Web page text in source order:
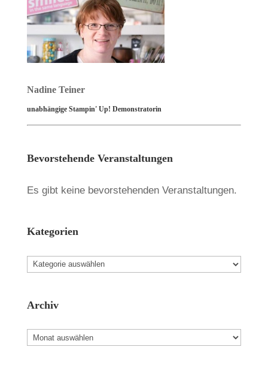
Nadine Teiner
unabhängige Stampin' Up! Demonstratorin
Bevorstehende Veranstaltungen
Es gibt keine bevorstehenden Veranstaltungen.
Kategorien
Kategorien
Archiv
Archiv